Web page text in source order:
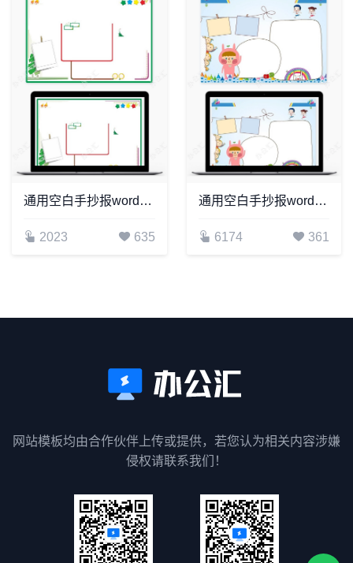
通用空白手抄报word模板(29)
2023 635
通用空白手抄报word模板(20)
6174 361
网站模板均由合作伙伴上传或提供，若您认为相关内容涉嫌
侵权请联系我们！